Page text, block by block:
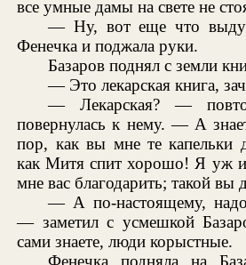
все умные дамы на свете не
— Ну, вот еще что
Фенечка и поджала руки.
Базаров поднял с земли
— Это лекарская книга,
— Лекарская? —
повернулась к нему. — А
пор, как вы мне те капельки
как Митя спит хорошо! Я уж
мне вас благодарить; такой вы
— А по-настоящему, надо
— заметил с усмешкой
сами знаете, люди корыстные.
Фенечка подняла на